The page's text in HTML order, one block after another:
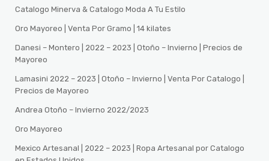
Catalogo Minerva & Catalogo Moda A Tu Estilo
Oro Mayoreo | Venta Por Gramo | 14 kilates
Danesi – Montero | 2022 – 2023 | Otoño – Invierno | Precios de
Mayoreo
Lamasini 2022 – 2023 | Otoño – Invierno | Venta Por Catalogo |
Precios de Mayoreo
Andrea Otoño – Invierno 2022/2023
Oro Mayoreo
Mexico Artesanal | 2022 – 2023 | Ropa Artesanal por Catalogo